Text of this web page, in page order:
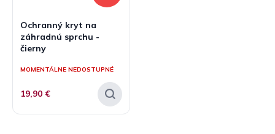
Ochranný kryt na
záhradnú sprchu -
čierny
MOMENTÁLNE NEDOSTUPNÉ
19,90 €